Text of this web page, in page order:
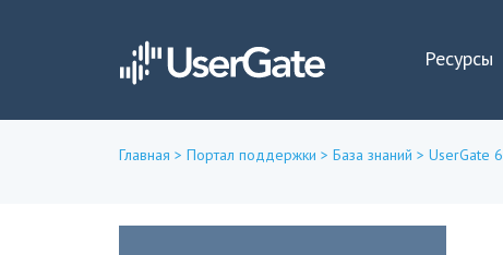
Ресурсы
Главная > Портал поддержки > База знаний > UserGate 6